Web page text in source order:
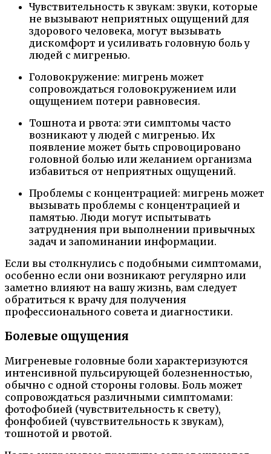
Чувствительность к звукам: звуки, которые
не вызывают неприятных ощущений для
здорового человека, могут вызывать
дискомфорт и усиливать головную боль у
людей с мигренью.
Головокружение: мигрень может
сопровождаться головокружением или
ощущением потери равновесия.
Тошнота и рвота: эти симптомы часто
возникают у людей с мигренью. Их
появление может быть спровоцировано
головной болью или желанием организма
избавиться от неприятных ощущений.
Проблемы с концентрацией: мигрень может
вызывать проблемы с концентрацией и
памятью. Люди могут испытывать
затруднения при выполнении привычных
задач и запоминании информации.
Если вы столкнулись с подобными симптомами,
особенно если они возникают регулярно или
заметно влияют на вашу жизнь, вам следует
обратиться к врачу для получения
профессионального совета и диагностики.
Болевые ощущения
Мигреневые головные боли характеризуются
интенсивной пульсирующей болезненностью,
обычно с одной стороны головы. Боль может
сопровождаться различными симптомами:
фотофобией (чувствительность к свету),
фонфобией (чувствительность к звукам),
тошнотой и рвотой.